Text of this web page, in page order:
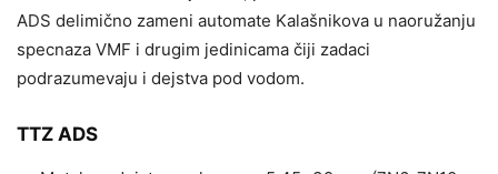
ADS delimično zameni automate Kalašnikova u naoružanju
specnaza VMF i drugim jedinicama čiji zadaci
podrazumevaju i dejstva pod vodom.
TTZ ADS